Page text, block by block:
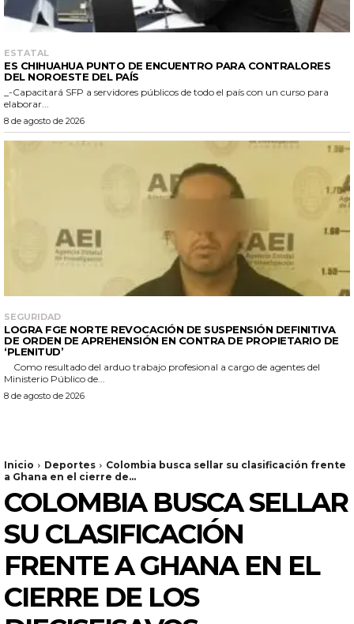
ESTATAL
ES CHIHUAHUA PUNTO DE ENCUENTRO PARA CONTRALORES
DEL NOROESTE DEL PAÍS
_-Capacitará SFP a servidores públicos de todo el país con un curso para
elaborar...
8 de agosto de 2026
SEGURIDAD
LOGRA FGE NORTE REVOCACIÓN DE SUSPENSIÓN DEFINITIVA
DE ORDEN DE APREHENSIÓN EN CONTRA DE PROPIETARIO DE
‘PLENITUD’
Ministerio Público de...
8 de agosto de 2026